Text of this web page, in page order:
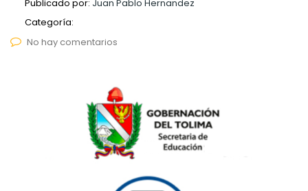
Publicado por: Juan Pablo Hernandez
Categoría:
No hay comentarios